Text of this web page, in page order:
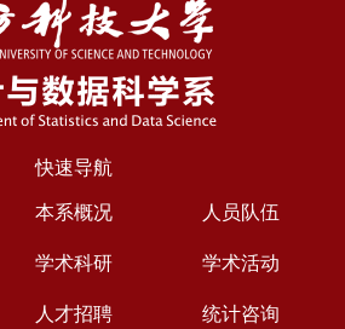
快速导航
本系概况
人员队伍
学术科研
学术活动
人才招聘 统计咨询